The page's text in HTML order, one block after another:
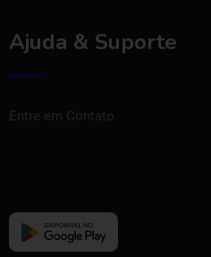
Ajuda & Suporte
Entre em Contato